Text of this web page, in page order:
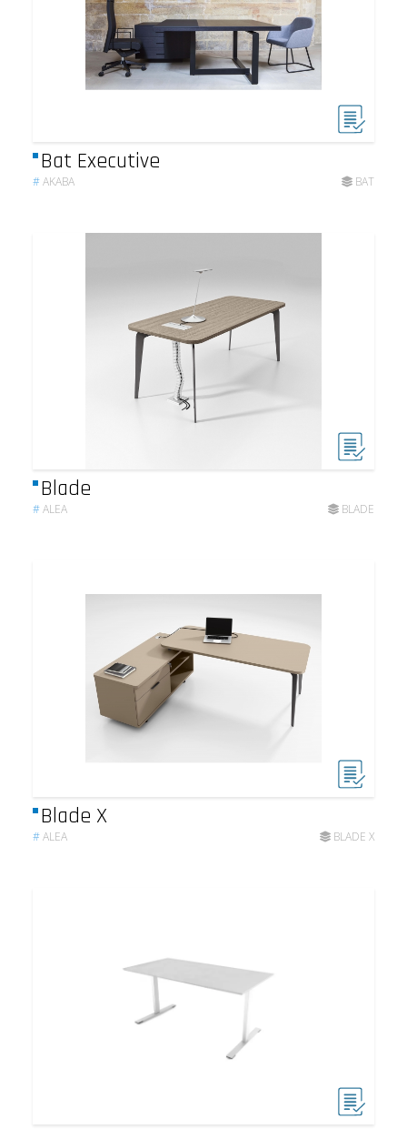
Bat Executive
#AKABA BAT
Blade
#ALEA BLADE
Blade X
#ALEA BLADE X